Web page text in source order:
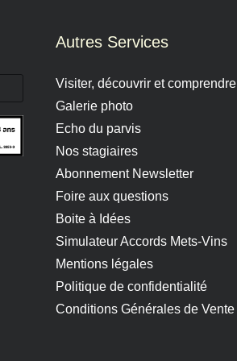
Autres Services
Visiter, découvrir et comprendre
Galerie photo
Echo du parvis
Nos stagiaires
Abonnement Newsletter
Foire aux questions
Boite à Idées
Simulateur Accords Mets-Vins
Mentions légales
Politique de confidentialité
Conditions Générales de Vente